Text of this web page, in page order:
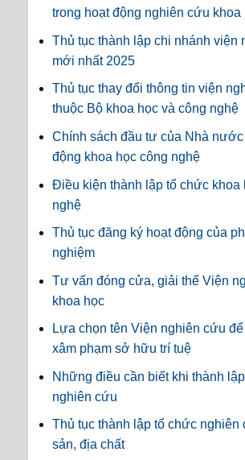
trong hoạt động nghiên cứu khoa
Thủ tục thành lập chi nhánh viện
mới nhất 2025
Thủ tục thay đổi thông tin viện
thuộc Bộ khoa học và công nghệ
Chính sách đầu tư của Nhà
động khoa học công nghệ
Điều kiện thành lập tổ chức khoa
nghệ
Thủ tục đăng ký hoạt động của
nghiệm
Tư vấn đóng cửa, giải thể Viện
khoa học
Lựa chọn tên Viện nghiên cứu
xâm phạm sở hữu trí tuệ
Những điều cần biết khi thành
nghiên cứu
Thủ tục thành lập tổ chức nghiên
sản, địa chất